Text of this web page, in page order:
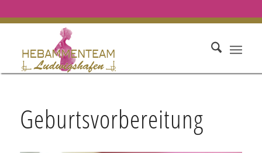
Geburtsvorbereitung